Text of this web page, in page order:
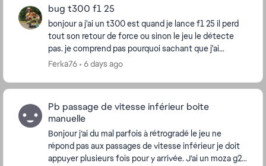
bug t300 f1 25
bonjour a j'ai un t300 est quand je lance f1 25 il perd
tout son retour de force ou sinon le jeu le détecte
pas. je comprend pas pourquoi sachant que j'ai
désinstallé et réinstallé et le jeu et les p...
Ferka76 6 days ago
Pb passage de vitesse inférieur boite
manuelle
Bonjour j’ai du mal parfois à rétrogradé le jeu ne
répond pas aux passages de vitesse inférieur je doit
appuyer plusieurs fois pour y arrivée. J’ai un moza g2p